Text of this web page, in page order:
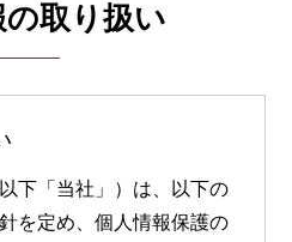
取り扱い
下「当社」）は、以下の
を定め、個人情報保護の